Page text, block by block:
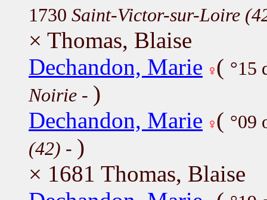
1730 Saint-Victor-sur-Loire
× Thomas, Blaise
Dechandon, Marie ( °15
Noirie - )
Dechandon, Marie ( °09
(42) - )
× 1681 Thomas, Blaise